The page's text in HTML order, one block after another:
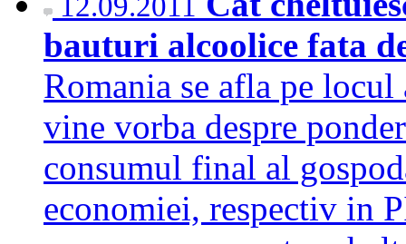
bauturi alcoolice fata
Romania se afla pe
vine vorba despre
consumul final al
economiei, respectiv in